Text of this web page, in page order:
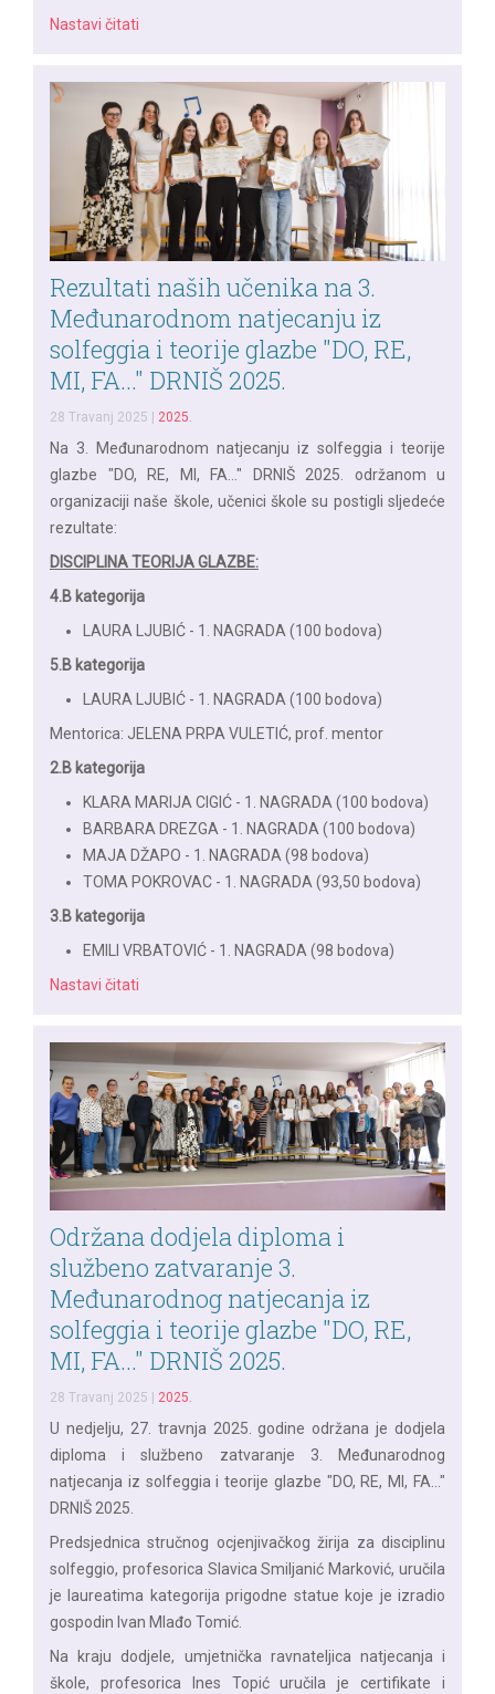
Nastavi čitati
Rezultati naših učenika na 3.
Međunarodnom natjecanju iz
solfeggia i teorije glazbe "DO, RE,
MI, FA..." DRNIŠ 2025.
28 Travanj 2025 2025.
Na 3. Međunarodnom natjecanju iz solfeggia i teorije
glazbe "DO, RE, MI, FA..." DRNIŠ 2025. održanom u
organizaciji naše škole, učenici škole su postigli sljedeće
rezultate:
DISCIPLINA TEORIJA GLAZBE:
4.B kategorija
LAURA LJUBIĆ - 1. NAGRADA (100 bodova)
5.B kategorija
LAURA LJUBIĆ - 1. NAGRADA (100 bodova)
Mentorica: JELENA PRPA VULETIĆ, prof. mentor
2.B kategorija
KLARA MARIJA CIGIĆ - 1. NAGRADA (100 bodova)
BARBARA DREZGA - 1. NAGRADA (100 bodova)
MAJA DŽAPO - 1. NAGRADA (98 bodova)
TOMA POKROVAC - 1. NAGRADA (93,50 bodova)
3.B kategorija
EMILI VRBATOVIĆ - 1. NAGRADA (98 bodova)
Nastavi čitati
Održana dodjela diploma i
službeno zatvaranje 3.
Međunarodnog natjecanja iz
solfeggia i teorije glazbe "DO, RE,
MI, FA..." DRNIŠ 2025.
28 Travanj 2025 2025.
U nedjelju, 27. travnja 2025. godine održana je dodjela
diploma i službeno zatvaranje 3. Međunarodnog
natjecanja iz solfeggia i teorije glazbe "DO, RE, MI, FA..."
DRNIŠ 2025.
Predsjednica stručnog ocjenjivačkog žirija za disciplinu
solfeggio, profesorica Slavica Smiljanić Marković, uručila
je laureatima kategorija prigodne statue koje je izradio
gospodin Ivan Mlađo Tomić.
Na kraju dodjele, umjetnička ravnateljica natjecanja i
škole, profesorica Ines Topić uručila je certifikate i